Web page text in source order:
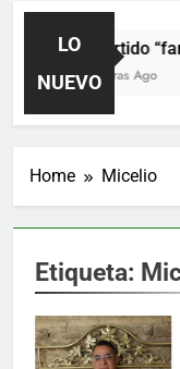
LO
NUEVO
El partido
10 Horas Ago
Home Micelio
Etiqueta: